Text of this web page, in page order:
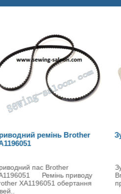
Зуби Brother LS
Зубчата рейка
Brother XA4430021 Зуби
просування тканини ..